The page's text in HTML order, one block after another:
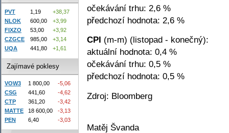
očekávání trhu: 2,6 %
předchozí hodnota: 2,6 %
CPI (m-m) (listopad - konečný):
aktuální hodnota: 0,4 %
očekávání trhu: 0,5 %
předchozí hodnota: 0,5 %
Zdroj: Bloomberg
Matěj Švanda
PVT 1,19
+38,37
NLOK
600,00
+3,99
FIXZO
53,00
+3,92
CZGCE
985,00
+3,14
UQA
441,80 +1,61
Zajímavé poklesy
VOW3 1 800,00
-5,06
CSG
441,60
-4,62
CTP
361,20
-3,42
MATTE
18 600,00
-3,13
PEN
6,40 -3,03